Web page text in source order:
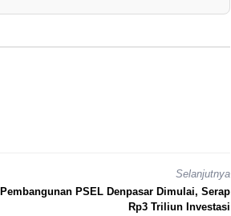
Selanjutnya
Pembangunan PSEL Denpasar Dimulai, Serap
Rp3 Triliun Investasi